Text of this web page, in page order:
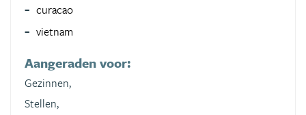
curacao
vietnam
Aangeraden voor:
Gezinnen,
Stellen,